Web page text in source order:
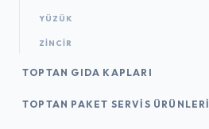
YÜZÜK
ZINCIR
TOPTAN GIDA KAPLARI
TOPTAN PAKET SERVIS ÜRÜNLERI